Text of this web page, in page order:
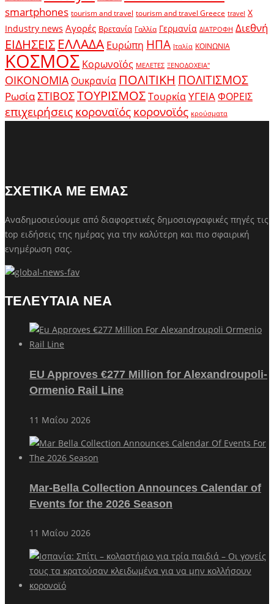
smartphones tourism and travel tourism and travel Greece travel X
Industry news Αγορές Βρετανία Γαλλία Γερμανία ΔΙΑΤΡΟΦΗ Διεθνή
ΕΙΔΗΣΕΙΣ ΕΛΛΑΔΑ Ευρώπη ΗΠΑ Ιταλία ΚΟΙΝΩΝΙΑ
ΚΟΣΜΟΣ Κορωνοϊός ΜΕΛΕΤΕΣ ΞΕΝΟΔΟΧΕΙΑ"
ΟΙΚΟΝΟΜΙΑ Ουκρανία ΠΟΛΙΤΙΚΗ ΠΟΛΙΤΙΣΜΟΣ
ΡωσίαΣΤΙΒΟΣΤΟΥΡΙΣΜΟΣΤουρκίαΥΓΕΙΑΦΟΡΕΙΣ
επιχειρήσειςκοροναϊόςκορονοϊός κρούσματα
ΣΧΕΤΙΚΑ ΜΕ ΕΜΑΣ
Αναδημοσιεύουμε από διαφορετικές δημοσιογραφικές πηγές τις
top ειδήσεις της ημέρας για την καλύτερη και πιο σφαιρική
ενημέρωση σας.
ΤΕΛΕΥΤΑΙΑ ΝΕΑ
EU Approves €277 Million for Alexandroupoli-
Ormenio Rail Line
11 Μαΐου 2026
Mar-Bella Collection Announces Calendar of
Events for the 2026 Season
11 Μαΐου 2026